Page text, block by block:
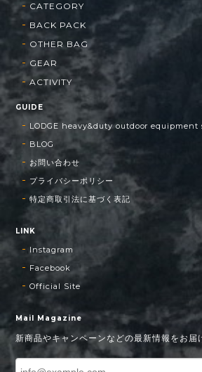
CATEGORY
BACK PACK
OTHER BAG
GEAR
ACTIVITY
GUIDE
LODGE heavy&duty outdoor equipment
BLOG
お問い合わせ
プライバシーポリシー
特定商取引法に基づく表記
LINK
Instagram
Facebook
Official Site
Mail Magazine
新商品やキャンペーンなどの最新情報をお届